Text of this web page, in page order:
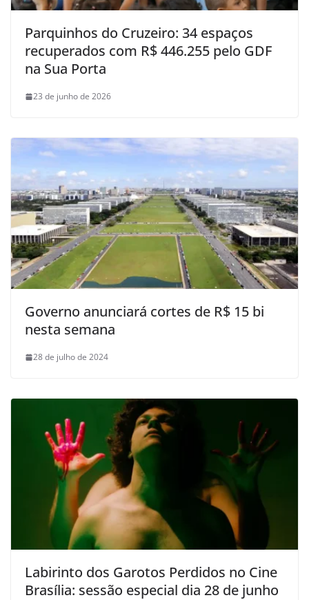
Parquinhos do Cruzeiro: 34 espaços
recuperados com R$ 446.255 pelo GDF
na Sua Porta
23 de junho de 2026
Governo anunciará cortes de R$ 15 bi
nesta semana
28 de julho de 2024
Labirinto dos Garotos Perdidos no Cine
Brasília: sessão especial dia 28 de junho